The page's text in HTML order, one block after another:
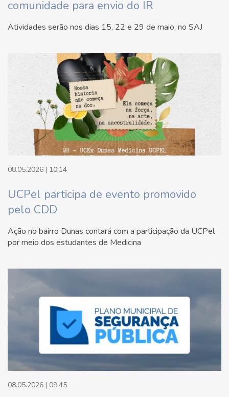
comunidade para envio do IR
Atividades serão nos dias 15, 22 e 29 de maio, no SAJ
08.05.2026 | 10:14
UCPel participa de evento promovido
pelo CDD
Ação no bairro Dunas contará com a participação da UCPel
por meio dos estudantes de Medicina
08.05.2026 | 09:45